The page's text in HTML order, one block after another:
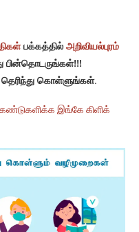
பக்கத்தில் அறிவியல்புரம்
பின்தொடருங்கள்!!!
கொள்ளுங்கள்.
இங்கே கிளிக்